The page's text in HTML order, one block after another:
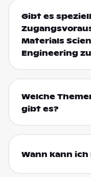
Gibt es
Materials
Engineering
Welche
gibt es?
Wann kann